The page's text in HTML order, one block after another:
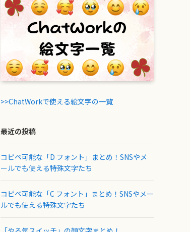
>>ChatWorkで使える絵文字の一覧
最近の投稿
コピペ可能な「D フォント」まとめ！SNSやメ
ールでも使える特殊文字たち
コピペ可能な「C フォント」まとめ！SNSやメー
ルでも使える特殊文字たち